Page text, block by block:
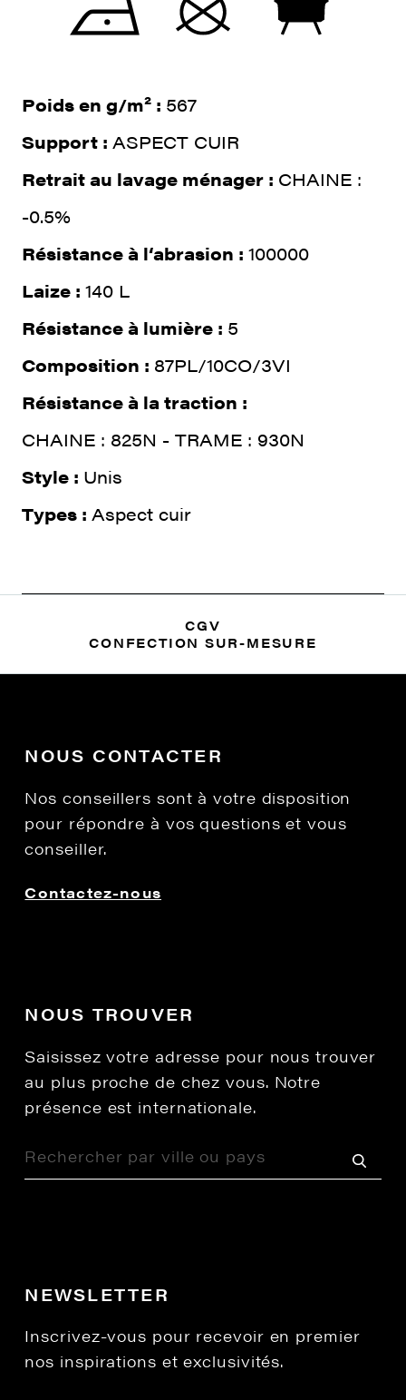
Poids en g/m² : 567
Support : ASPECT CUIR
Retrait au lavage ménager : CHAINE :
-0.5%
Résistance à l‘abrasion : 100000
Laize : 140 L
Résistance à lumière : 5
Composition : 87PL/10CO/3VI
Résistance à la traction :
CHAINE : 825N - TRAME : 930N
Style : Unis
Types : Aspect cuir
CGV
CONFECTION SUR-MESURE
NOUS CONTACTER
Nos conseillers sont à votre disposition
pour répondre à vos questions et vous
conseiller.
Contactez-nous
NOUS TROUVER
Saisissez votre adresse pour nous trouver
au plus proche de chez vous. Notre
présence est internationale.
NEWSLETTER
Inscrivez-vous pour recevoir en premier
nos inspirations et exclusivités.